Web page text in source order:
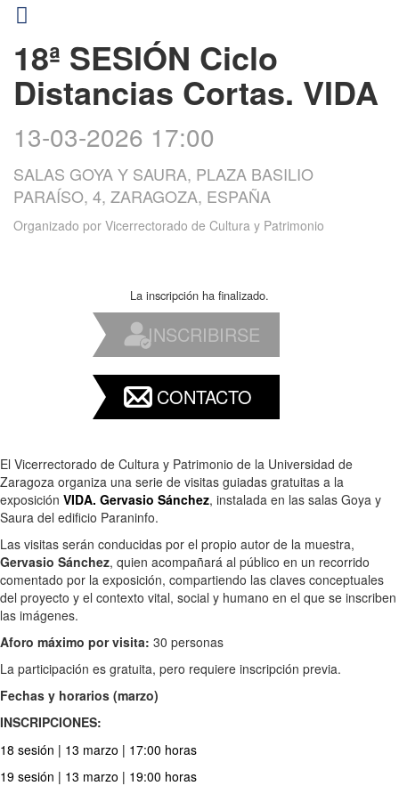
18ª SESIÓN Ciclo
Distancias Cortas. VIDA
13-03-2026 17:00
SALAS GOYA Y SAURA, PLAZA BASILIO
PARAÍSO, 4, ZARAGOZA, ESPAÑA
Organizado por Vicerrectorado de Cultura y Patrimonio
La inscripción ha finalizado.
INSCRIBIRSE
CONTACTO
El Vicerrectorado de Cultura y Patrimonio de la Universidad de
Zaragoza organiza una serie de visitas guiadas gratuitas a la
exposición VIDA. Gervasio Sánchez, instalada en las salas Goya y
Saura del edificio Paraninfo.
Las visitas serán conducidas por el propio autor de la muestra,
Gervasio Sánchez, quien acompañará al público en un recorrido
comentado por la exposición, compartiendo las claves conceptuales
del proyecto y el contexto vital, social y humano en el que se inscriben
las imágenes.
Aforo máximo por visita: 30 personas
La participación es gratuita, pero requiere inscripción previa.
Fechas y horarios (marzo)
INSCRIPCIONES:
18 sesión | 13 marzo | 17:00 horas
19 sesión | 13 marzo | 19:00 horas